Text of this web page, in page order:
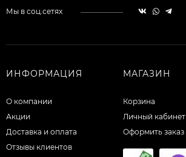
Мы в соц.сетях
ИНФОРМАЦИЯ
О компании
Акции
Доставка и оплата
Отзывы клиентов
МАГАЗИН
Корзина
Личный кабинет
Оформить заказ